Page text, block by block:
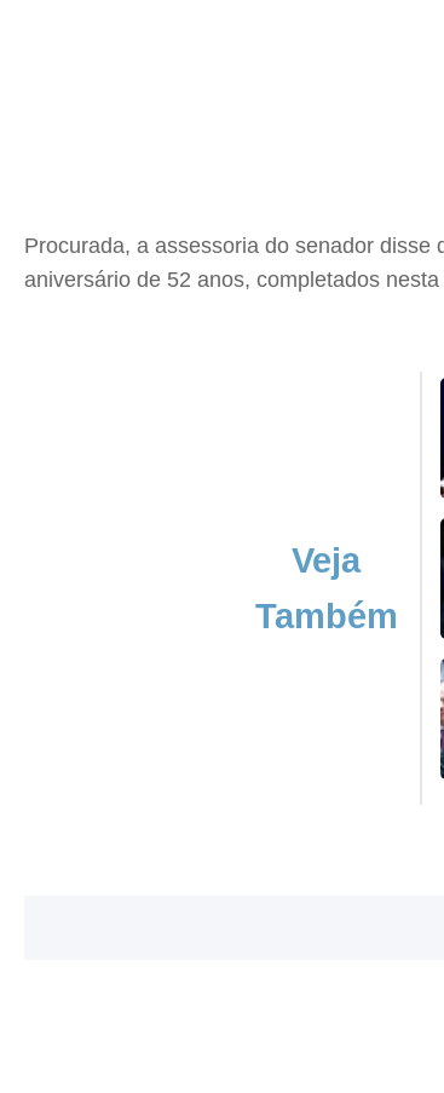
Procurada, a assessoria do senador
aniversário de 52 anos, completados
Veja
Também